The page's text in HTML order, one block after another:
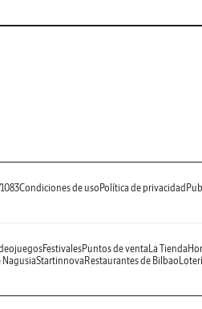
Condiciones de uso Política de privacidad
FestivalesPuntos de venta La Tienda
NagusiaStartinnova Restaurantes de Bilbao